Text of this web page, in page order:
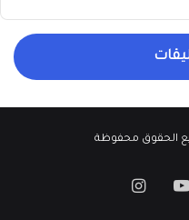
يوتيوبانستقرام